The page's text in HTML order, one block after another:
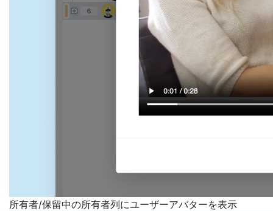
所有者/保留中の所有者列にユーザーアバターを表示